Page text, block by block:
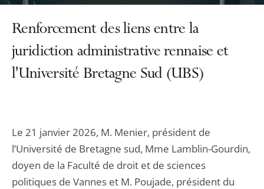
Renforcement des liens entre la
juridiction administrative rennaise et
l'Université Bretagne Sud (UBS)
Le 21 janvier 2026, M. Menier, président de
l’Université de Bretagne sud, Mme Lamblin-Gourdin,
doyen de la Faculté de droit et de sciences
politiques de Vannes et M. Poujade, président du